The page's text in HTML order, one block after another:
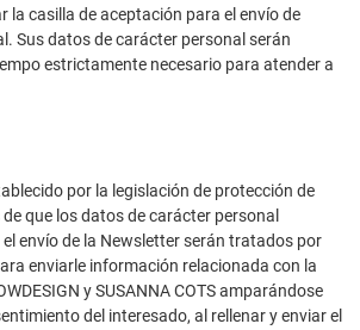
la casilla de aceptación para el envío de
Sus datos de carácter personal serán
estrictamente necesario para atender a
por la legislación de protección de
que los datos de carácter personal
envío de la Newsletter serán tratados por
enviarle información relacionada con la
y SUSANNA COTS amparándose
del interesado, al rellenar y enviar el